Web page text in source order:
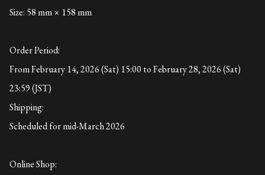
Size: 58 mm × 158 mm
Order Period:
From February 14, 2026 (Sat) 15:00 to February 28, 2026 (Sat)
23:59 (JST)
Shipping:
Scheduled for mid-March 2026
Online Shop: